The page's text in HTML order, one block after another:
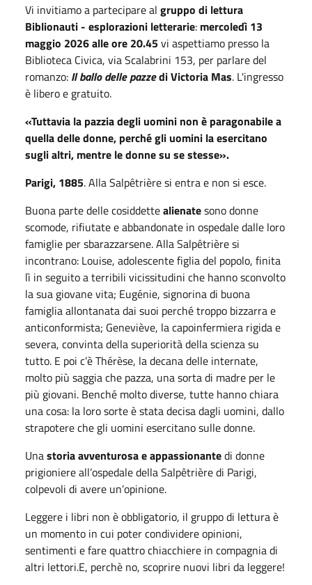
Vi invitiamo a partecipare al gruppo di lettura
Biblionauti - esplorazioni letterarie: mercoledì 13
maggio 2026 alle ore 20.45vi aspettiamo presso la
Biblioteca Civica, via Scalabrini 153, per parlare del
romanzo: Il ballo delle pazzedi Victoria Mas. L'ingresso
è libero e gratuito.
«Tuttavia la pazzia degli uomini non è paragonabile a
quella delle donne, perché gli uomini la esercitano
sugli altri, mentre le donne su se stesse».
Parigi, 1885. Alla Salpêtrière si entra e non si esce.
Buona parte delle cosiddettealienatesono donne
scomode, rifiutate e abbandonate in ospedale dalle loro
famiglie per sbarazzarsene. Alla Salpêtrière si
incontrano: Louise, adolescente figlia del popolo, finita
lì in seguito a terribili vicissitudini che hanno sconvolto
la sua giovane vita; Eugénie, signorina di buona
famiglia allontanata dai suoi perché troppo bizzarra e
anticonformista; Geneviève, la capoinfermiera rigida e
severa, convinta della superiorità della scienza su
tutto. E poi c’è Thérèse, la decana delle internate,
molto più saggia che pazza, una sorta di madre per le
più giovani. Benché molto diverse, tutte hanno chiara
una cosa: la loro sorte è stata decisa dagli uomini, dallo
strapotere che gli uomini esercitano sulle donne.
Unastoria avventurosa e appassionantedi donne
prigioniere all’ospedale della Salpêtrière di Parigi,
colpevoli di avere un’opinione.
Leggere i libri non è obbligatorio, il gruppo di lettura è
un momento in cui poter condividere opinioni,
sentimenti e fare quattro chiacchiere in compagnia di
altri lettori.E, perchè no, scoprire nuovi libri da leggere!